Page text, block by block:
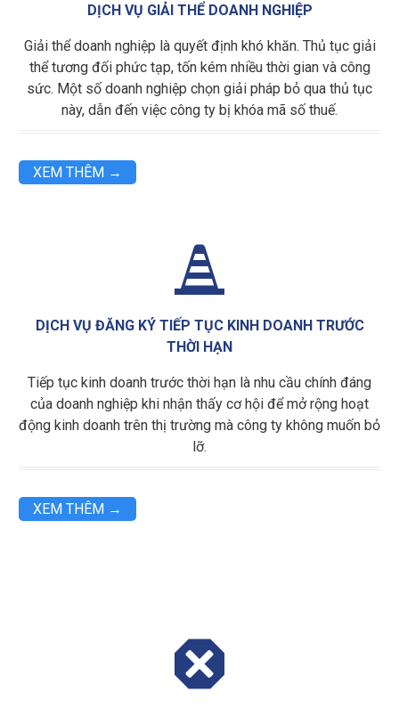
DỊCH VỤ GIẢI THỂ DOANH NGHIỆP
Giải thể doanh nghiệp là quyết định khó khăn. Thủ tục giải
thể tương đối phức tạp, tốn kém nhiều thời gian và công
sức. Một số doanh nghiệp chọn giải pháp bỏ qua thủ tục
này, dẫn đến việc công ty bị khóa mã số thuế.
XEM THÊM →

DỊCH VỤ ĐĂNG KÝ TIẾP TỤC KINH DOANH TRƯỚC
THỜI HẠN
Tiếp tục kinh doanh trước thời hạn là nhu cầu chính đáng
của doanh nghiệp khi nhận thấy cơ hội để mở rộng hoạt
động kinh doanh trên thị trường mà công ty không muốn bỏ
lỡ.
XEM THÊM →
